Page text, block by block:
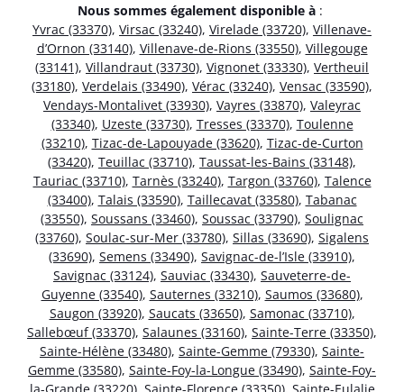
Nous sommes également disponible à :
Yvrac (33370), Virsac (33240), Virelade (33720), Villenave-
d’Ornon (33140), Villenave-de-Rions (33550), Villegouge
(33141), Villandraut (33730), Vignonet (33330), Vertheuil
(33180), Verdelais (33490), Vérac (33240), Vensac (33590),
Vendays-Montalivet (33930), Vayres (33870), Valeyrac
(33340), Uzeste (33730), Tresses (33370), Toulenne
(33210), Tizac-de-Lapouyade (33620), Tizac-de-Curton
(33420), Teuillac (33710), Taussat-les-Bains (33148),
Tauriac (33710), Tarnès (33240), Targon (33760), Talence
(33400), Talais (33590), Taillecavat (33580), Tabanac
(33550), Soussans (33460), Soussac (33790), Soulignac
(33760), Soulac-sur-Mer (33780), Sillas (33690), Sigalens
(33690), Semens (33490), Savignac-de-l’Isle (33910),
Savignac (33124), Sauviac (33430), Sauveterre-de-
Guyenne (33540), Sauternes (33210), Saumos (33680),
Saugon (33920), Saucats (33650), Samonac (33710),
Sallebœuf (33370), Salaunes (33160), Sainte-Terre (33350),
Sainte-Hélène (33480), Sainte-Gemme (79330), Sainte-
Gemme (33580), Sainte-Foy-la-Longue (33490), Sainte-Foy-